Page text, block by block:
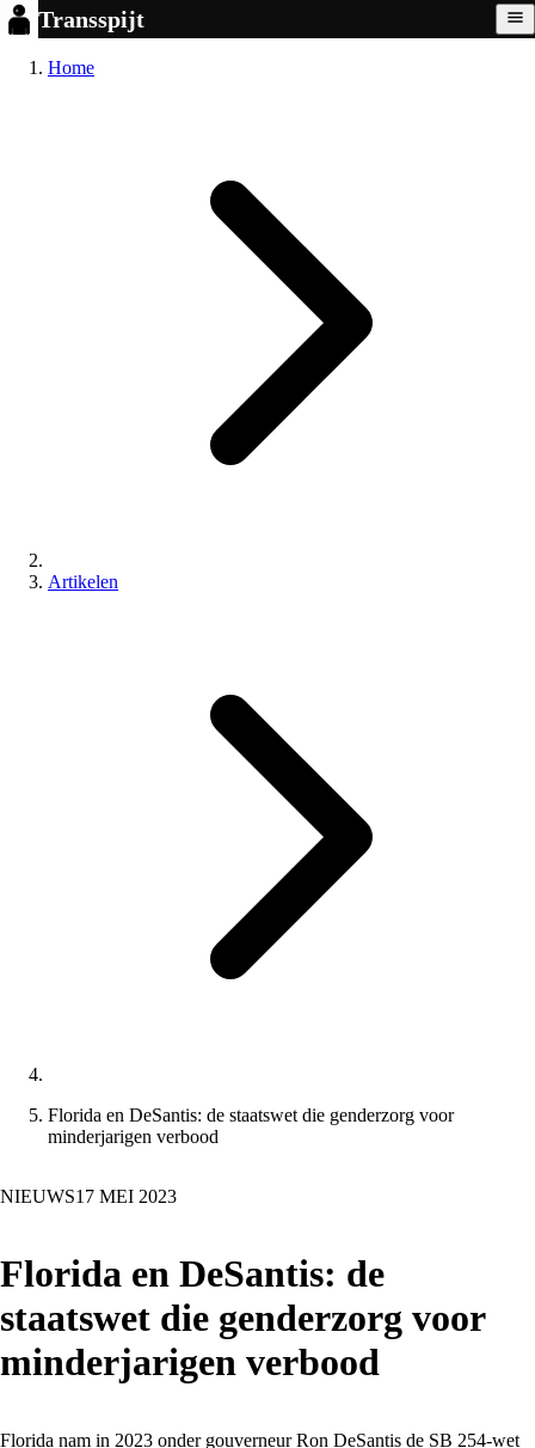
Transspijt
Home
Artikelen
Florida en DeSantis: de staatswet die genderzorg voor
minderjarigen verbood
NIEUWS17 MEI 2023
Florida en DeSantis: de
staatswet die genderzorg voor
minderjarigen verbood
Florida nam in 2023 onder gouverneur Ron DeSantis de SB 254-wet